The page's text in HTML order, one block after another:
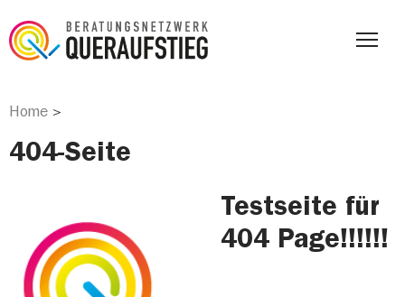
Home >
404-Seite
Testseite für
404 Page!!!!!!